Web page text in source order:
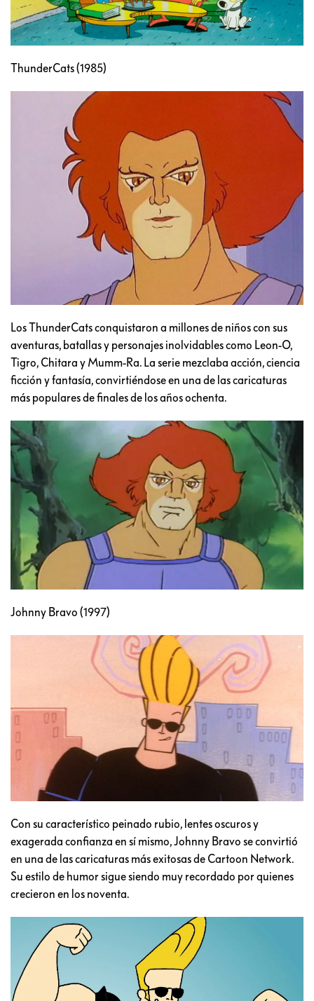
ThunderCats (1985)
Los ThunderCats conquistaron a millones de niños con sus
aventuras, batallas y personajes inolvidables como Leon-O,
Tigro, Chitara y Mumm-Ra. La serie mezclaba acción, ciencia
ficción y fantasía, convirtiéndose en una de las caricaturas
más populares de finales de los años ochenta.
Johnny Bravo (1997)
Con su característico peinado rubio, lentes oscuros y
exagerada confianza en sí mismo, Johnny Bravo se convirtió
en una de las caricaturas más exitosas de Cartoon Network.
Su estilo de humor sigue siendo muy recordado por quienes
crecieron en los noventa.